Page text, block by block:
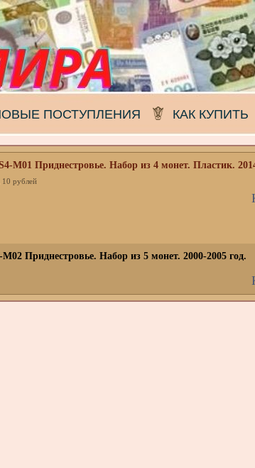
ПОСТУПЛЕНИЯ КАК КУПИТЬ
M01 Приднестровье. Набор из 4 монет. Пластик.
10 рублей
Приднестровье. Набор из 5 монет. 2000-2005 год.